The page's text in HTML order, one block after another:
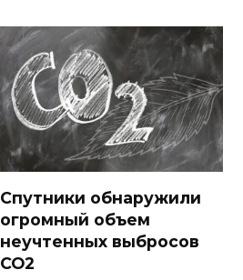
Спутники обнаружили
огромный объем
неучтенных выбросов
CO2